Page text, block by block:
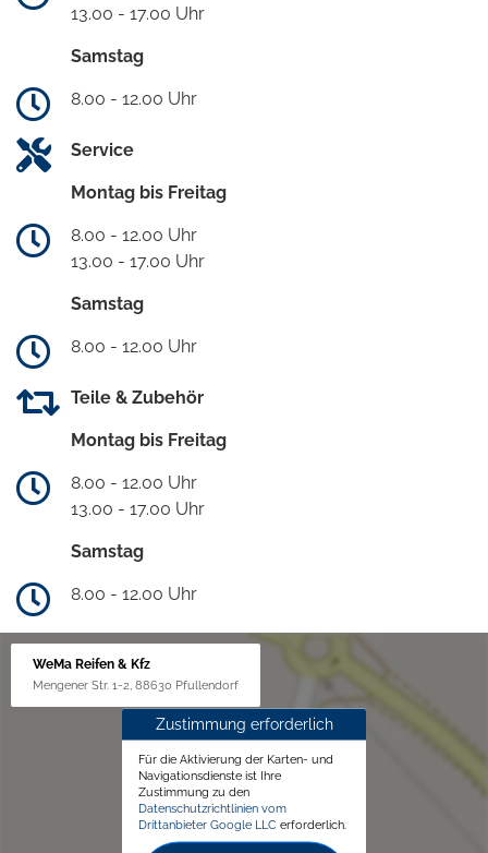
13.00 - 17.00 Uhr
Samstag
8.00 - 12.00 Uhr
Service
Montag bis Freitag
8.00 - 12.00 Uhr
13.00 - 17.00 Uhr
Samstag
8.00 - 12.00 Uhr
Teile & Zubehör
Montag bis Freitag
8.00 - 12.00 Uhr
13.00 - 17.00 Uhr
Samstag
8.00 - 12.00 Uhr
WeMa Reifen & Kfz
Mengener Str. 1-2, 88630 Pfullendorf
Zustimmung erforderlich
Für die Aktivierung der Karten- und
Navigationsdienste ist Ihre
Zustimmung zu den
Datenschutzrichtlinien vom
Drittanbieter Google LLC erforderlich.